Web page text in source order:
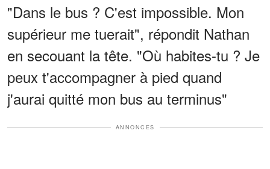
"Dans le bus ? C'est impossible. Mon
supérieur me tuerait", répondit Nathan
en secouant la tête. "Où habites-tu ? Je
peux t'accompagner à pied quand
j'aurai quitté mon bus au terminus"
ANNONCES